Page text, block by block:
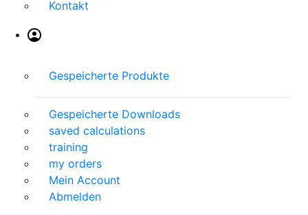
Kontakt
Gespeicherte Produkte
Gespeicherte Downloads
saved calculations
training
my orders
Mein Account
Abmelden